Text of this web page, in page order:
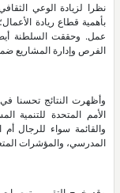
نظرا لزيادة الوعي
بأهمية قطاع ريادة
عمل. وحققت السلطنة
الفرص وإدارة المشاريع ضمن 49 دولة في
وأظهرت النتائج تحسنا في
الأمم المتحدة للتنمية
والقائمة سواء للرجال
المدرسي، والمؤشرات